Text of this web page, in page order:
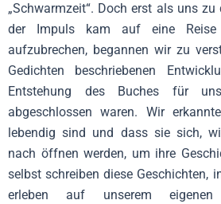
„Schwarmzeit“. Doch erst als uns zu
der Impuls kam auf eine Reise
aufzubrechen, begannen wir zu
Gedichten beschriebenen
Entstehung des Buches für
abgeschlossen waren. Wir
lebendig sind und dass sie sich,
nach öffnen werden, um ihre
selbst schreiben diese Geschichten,
erleben auf unserem eigenen